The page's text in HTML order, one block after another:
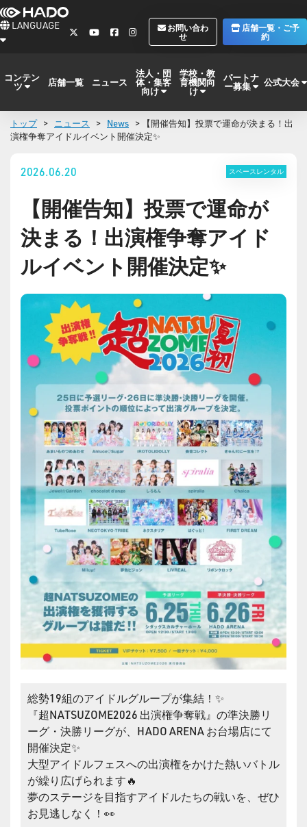
LANGUAGE
お問い合わ
せ
店舗一覧・ご予
約
コンテン
ツ 店舗一覧 ニュース
法人・団
体・集客
向け
学校・教
育機関向
け
パートナ
ー募集 公式大会
トップ > ニュース > News > 【開催告知】投票で運命が決まる！出
演権争奪アイドルイベント開催決定✨
2026.06.20 スペースレンタル
【開催告知】投票で運命が
決まる！出演権争奪アイド
ルイベント開催決定✨
総勢19組のアイドルグループが集結！✨
『超NATSUZOME2026 出演権争奪戦』の準決勝リ
ーグ・決勝リーグが、HADO ARENA お台場店にて
開催決定✨
大型アイドルフェスへの出演権をかけた熱いバトル
が繰り広げられます🔥
夢のステージを目指すアイドルたちの戦いを、ぜひ
お見逃しなく！👀